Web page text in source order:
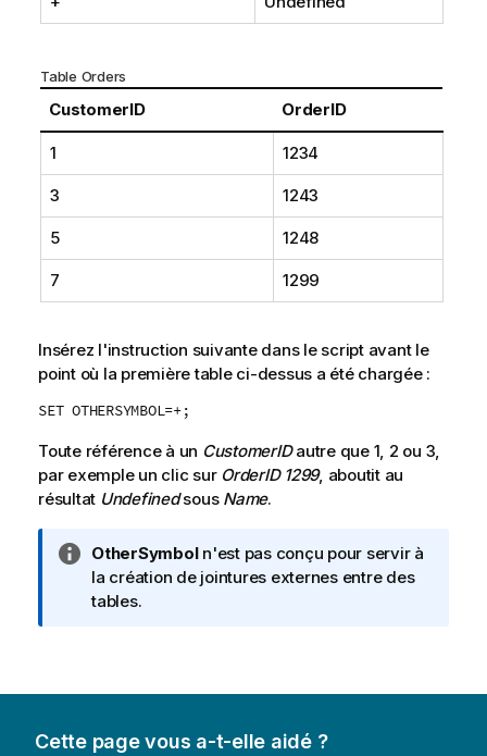
Table Orders
CustomerID OrderID
1 1234
3 1243
5 1248
7 1299
Insérez l'instruction suivante dans le script avant le
point où la première table ci-dessus a été chargée :
SET OTHERSYMBOL=+;
Toute référence à un CustomerIDautre que 1, 2 ou 3,
par exemple un clic sur OrderID 1299, aboutit au
résultat Undefinedsous Name.
N
o
t
f
r
OtherSymboln'est pas conçu pour servir à
la création de jointures externes entre des
tables.
Cette page vous a-t-elle aidé ?